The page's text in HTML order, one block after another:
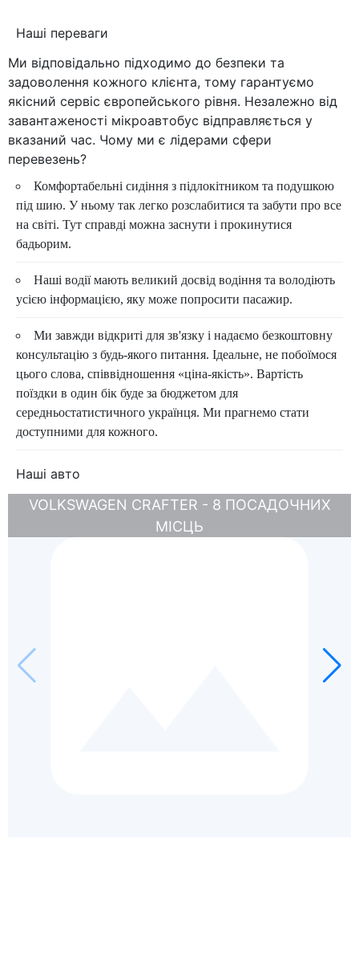
Наші переваги
Ми відповідально підходимо до безпеки та
задоволення кожного клієнта, тому гарантуємо
якісний сервіс європейського рівня. Незалежно від
завантаженості мікроавтобус відправляється у
вказаний час. Чому ми є лідерами сфери
перевезень?
Комфортабельні сидіння з підлокітником та подушкою
під шию. У ньому так легко розслабитися та забути про все
на світі. Тут справді можна заснути і прокинутися
бадьорим.
Наші водії мають великий досвід водіння та володіють
усією інформацією, яку може попросити пасажир.
Ми завжди відкриті для зв'язку і надаємо безкоштовну
консультацію з будь-якого питання. Ідеальне, не побоїмося
цього слова, співвідношення «ціна-якість». Вартість
поїздки в один бік буде за бюджетом для
середньостатистичного українця. Ми прагнемо стати
доступними для кожного.
Наші авто
VOLKSWAGEN CRAFTER - 8 ПОСАДОЧНИХ
МІСЦЬ